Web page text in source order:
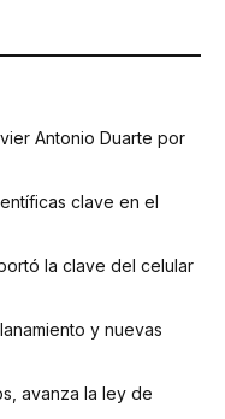
Antonio Duarte por
clave en el
la clave del celular
y nuevas
avanza la ley de